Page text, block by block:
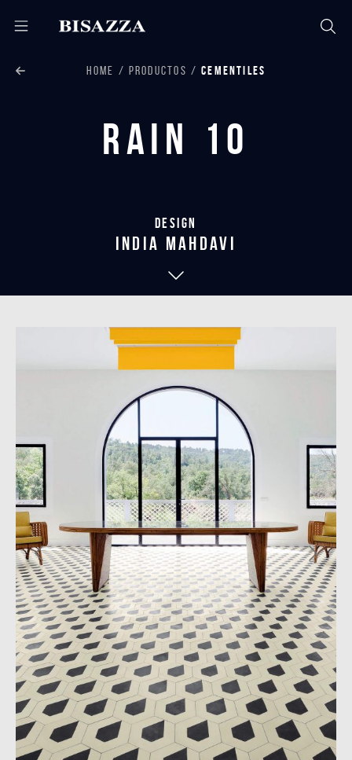
HOME PRODUCTOS CEMENTILES
Rain 10
Design
india mahdavi